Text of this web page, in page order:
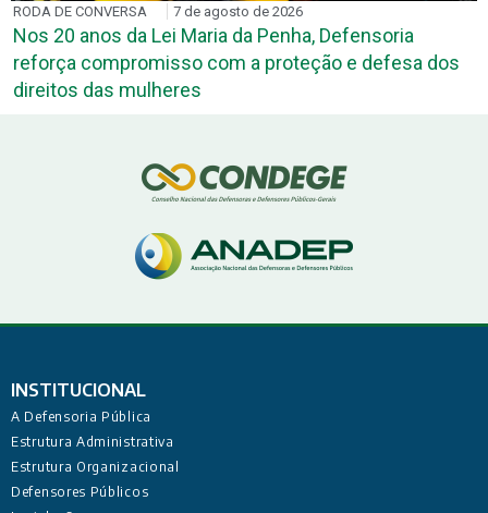
RODA DE CONVERSA 7 de agosto de 2026
Nos 20 anos da Lei Maria da Penha, Defensoria
reforça compromisso com a proteção e defesa dos
direitos das mulheres
INSTITUCIONAL
A Defensoria Pública
Estrutura Administrativa
Estrutura Organizacional
Defensores Públicos